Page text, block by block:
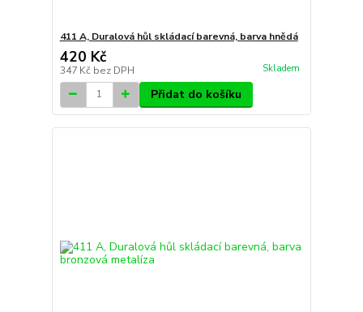
411 A, Duralová hůl skládací barevná, barva hnědá
420 Kč
347 Kč bez DPH Skladem
Přidat do košíku